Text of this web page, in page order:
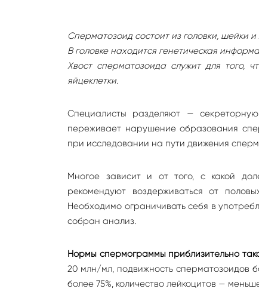
Сперматозоид состоит из головки, шейки и
В головке находится генетическая
Хвост сперматозоида служит для того,
яйцеклетки.
Специалисты разделяют —
переживает нарушение образования
при исследовании на пути движения
Многое зависит и от того, с какой
рекомендуют воздерживаться от
Необходимо ограничивать себя в
собран анализ.
Нормы спермограммы приблизительно
20 млн/мл, подвижность сперматозоидов
более 75%, количество лейкоцитов —